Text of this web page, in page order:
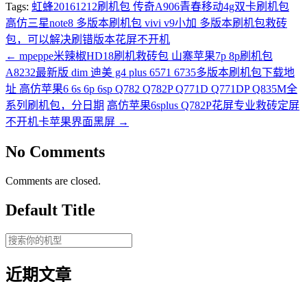
Tags: 虹蜂20161212刷机包 传奇A906青春移动4g双卡刷机包
高仿三星note8 多版本刷机包 vivi v9小加 多版本刷机包救砖
包，可以解决刷错版本花屏不开机
← mpeppe米辣椒HD18刷机救砖包 山寨苹果7p 8p刷机包
A8232最新版 dim 迪美 g4 plus 6571 6735多版本刷机包下载地
址 高仿苹果6 6s 6p 6sp Q782 Q782P Q771D Q771DP Q835M全
系列刷机包，分日期 高仿苹果6splus Q782P花屏专业救砖定屏
不开机卡苹果界面黑屏 →
No Comments
Comments are closed.
Default Title
近期文章